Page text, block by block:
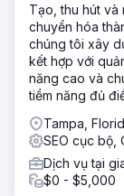
Tạo, thu hút
chuyển hóa
chúng tôi xây
kết hợp với
năng cao và
tiềm năng đủ
Tampa,
SEO cục bộ,
Dịch vụ tại
$0 - $5,000